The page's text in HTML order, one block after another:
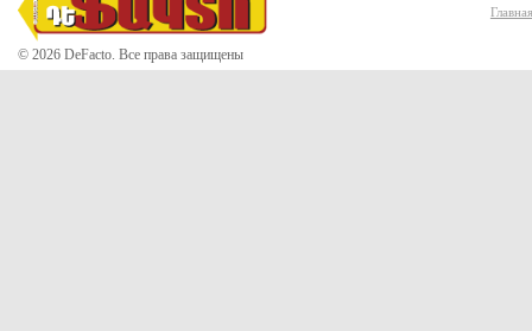
© 2026 DeFacto. Все права защищены
Главная